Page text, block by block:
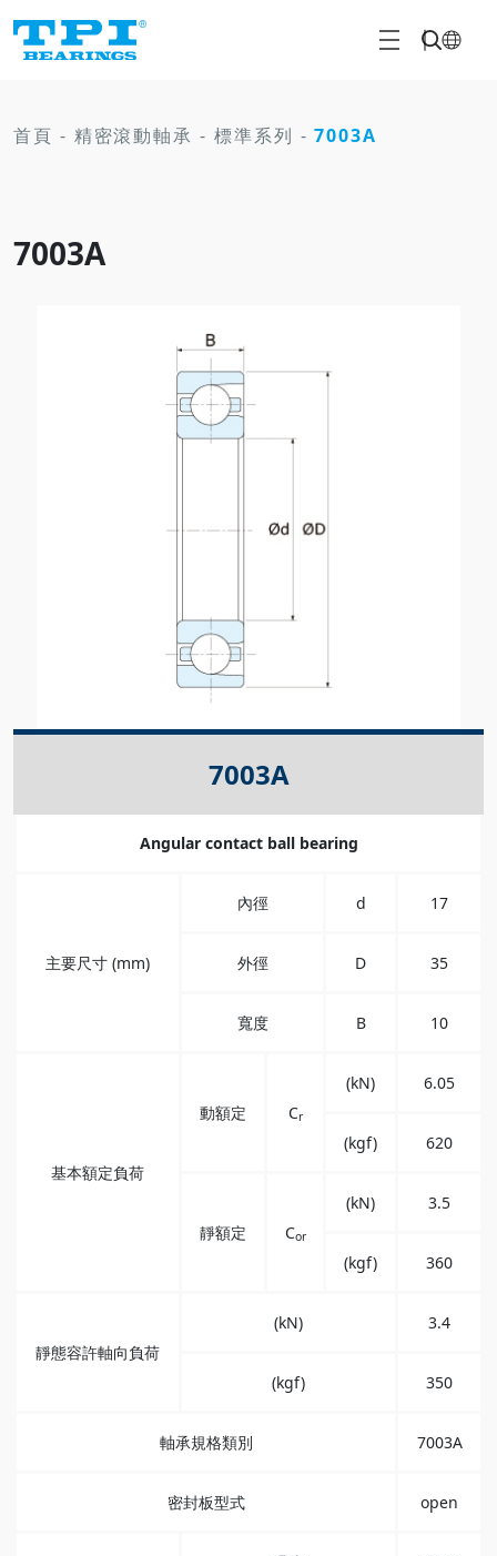
首頁 - 精密滾動軸承 - 標準系列 -7003A
7003A
7003A
Angular contact ball bearing
主要尺寸 (mm)
內徑 d 17
外徑 D 35
寬度 B 10
基本額定負荷
動額定 Cr
(kN) 6.05
(kgf) 620
靜額定 Cor
(kN) 3.5
(kgf) 360
靜態容許軸向負荷
(kN) 3.4
(kgf) 350
軸承規格類別 7003A
密封板型式 open